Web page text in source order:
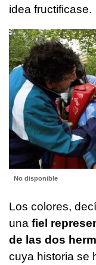
idea fructificase.
No disponible
Los colores,
una fiel
de las dos
cuya historia se